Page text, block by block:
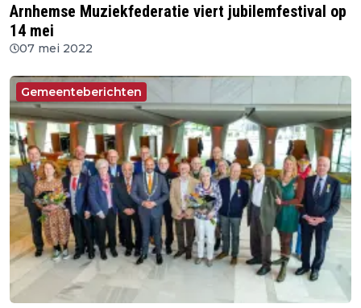
Arnhemse Muziekfederatie viert jubilemfestival op
14 mei
07 mei 2022
Gemeenteberichten